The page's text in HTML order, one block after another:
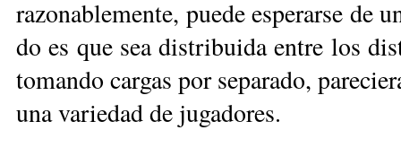
ra­zo­na­ble­men­te, pue­de es­pe­rar­se
do es que sea dis­tri­bui­da en­tre los
to­man­do car­gas por se­pa­ra­do,
una va­rie­dad de ju­ga­do­res.